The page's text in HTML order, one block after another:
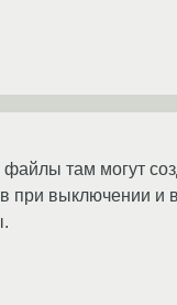
там могут
при выключении и